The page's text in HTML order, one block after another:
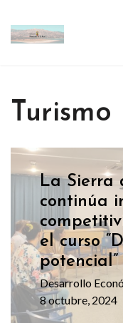
Turismo
La Sierra
continúa
el curso
potencial”
Desarrollo
8 octubre, 2024